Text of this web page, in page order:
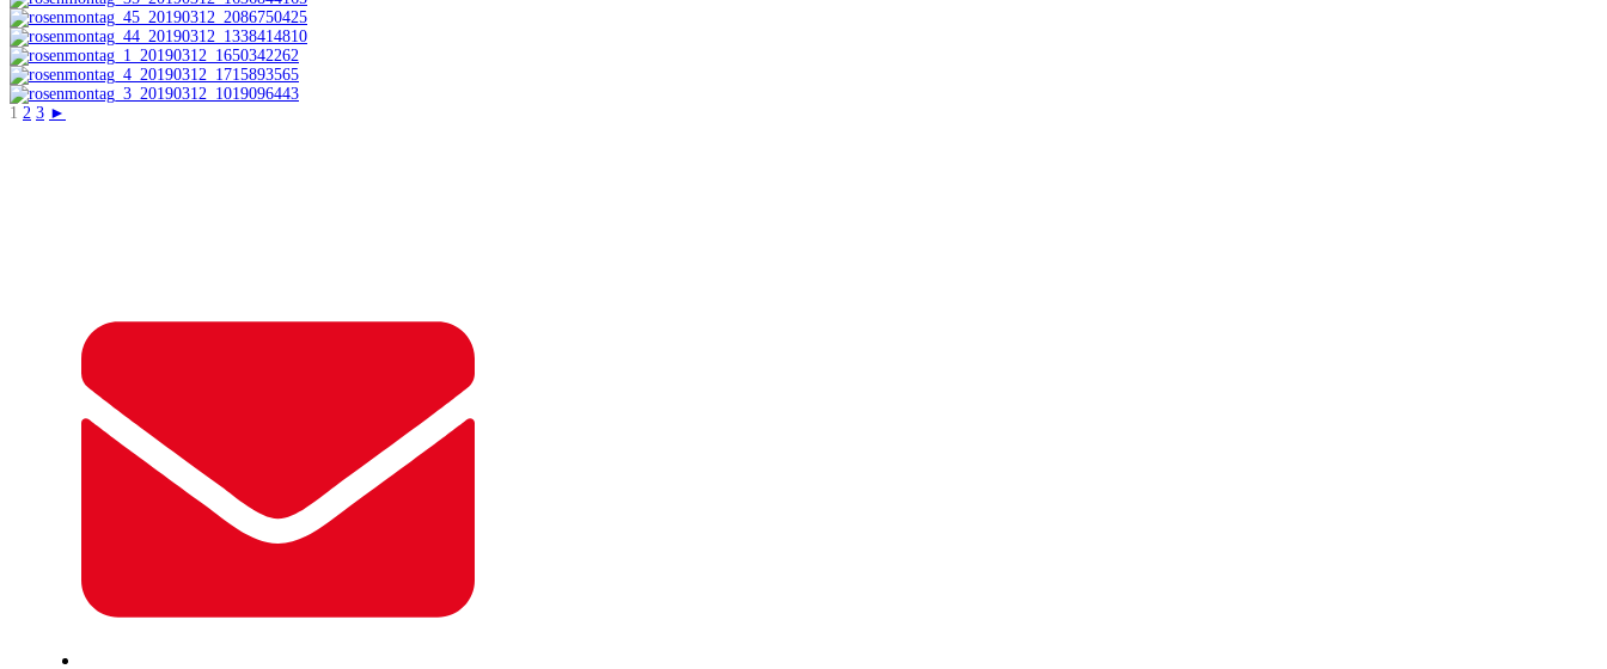
1 2 3 ►